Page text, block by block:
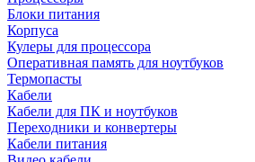
Блоки питания
Корпуса
Кулеры для процессора
Оперативная память для ноутбуков
Термопасты
Кабели
Кабели для ПК и ноутбуков
Переходники и конвертеры
Кабели питания